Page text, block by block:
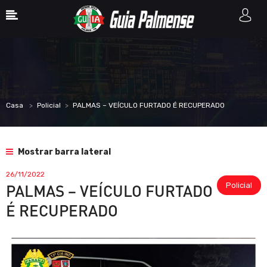
Casa Policial PALMAS – VEÍCULO FURTADO É RECUPERADO
Mostrar barra lateral
Policial
26/11/2022
PALMAS – VEÍCULO FURTADO
É RECUPERADO